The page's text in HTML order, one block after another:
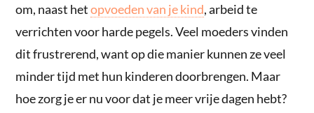
om, naast hetopvoeden van je kind, arbeid te
verrichten voor harde pegels. Veel moeders vinden
dit frustrerend, want op die manier kunnen ze veel
minder tijd met hun kinderen doorbrengen. Maar
hoe zorg je er nu voor dat je meer vrije dagen hebt?